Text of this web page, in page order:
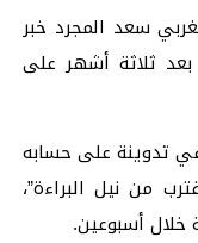
سعد المجرد خبر
ثلاثة أشهر على
في تدوينة على حسابه
من نيل البراءة”،
أسبوعين.